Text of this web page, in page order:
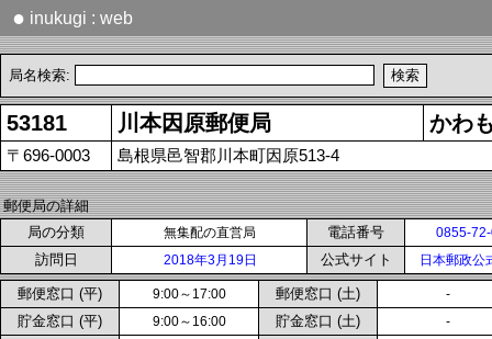
● inukugi : web
局名検索:
53181 川本因原郵便局 かわ
〒696-0003 島根県邑智郡川本町因原513-4
郵便局の詳細
局の分類
無集配の直営局 電話番号 0855-
訪問日 2018年3月19日 公式サイト 日本郵政公
郵便窓口 (平) 9:00～17:00 郵便窓口 (土) -
貯金窓口 (平) 9:00～16:00 貯金窓口 (土) -